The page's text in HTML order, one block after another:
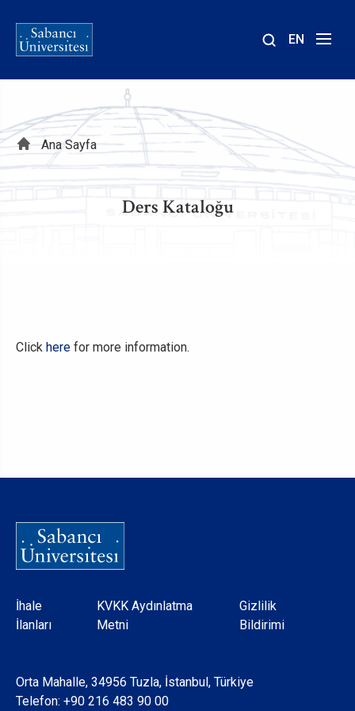
EN
Sayfa
yolu
Ana Sayfa
Ders Kataloğu
Click here for more information.
Dipnot
İhale
İlanları
KVKK Aydınlatma
Metni
Gizlilik
Bildirimi
Orta Mahalle, 34956 Tuzla, İstanbul, Türkiye
Telefon: +90 216 483 90 00